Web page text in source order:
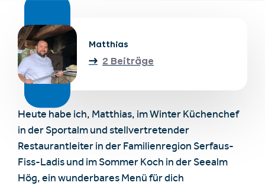
Heute habe ich, Matthias, im Winter Küchenchef
in der Sportalm und stellvertretender
Restaurantleiter in der Familienregion Serfaus-
Fiss-Ladis und im Sommer Koch in der Seealm
Hög, ein wunderbares Menü für dich
Matthias
2 Beiträge